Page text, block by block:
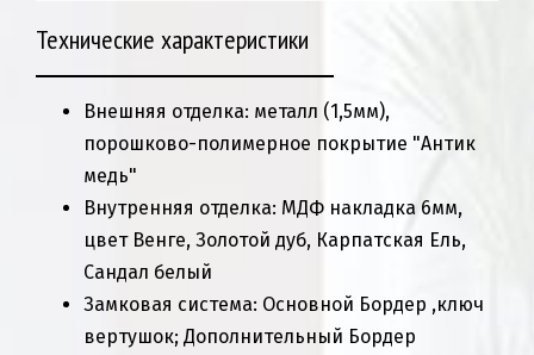
Технические характеристики
Внешняя отделка: металл (1,5мм),
порошково-полимерное покрытие "Антик
медь"
Внутренняя отделка: МДФ накладка 6мм,
цвет Венге, Золотой дуб, Карпатская Ель,
Сандал белый
Замковая система: Основной Бордер ,ключ
вертушок; Дополнительный Бордер